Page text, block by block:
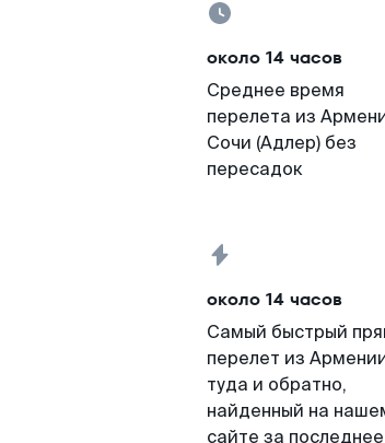
около 14 часов
Среднее время
перелета из
Сочи (Адлер) без
пересадок
около 14 часов
Самый быстрый
перелет из
туда и обратно,
найденный на
сайте за последнее